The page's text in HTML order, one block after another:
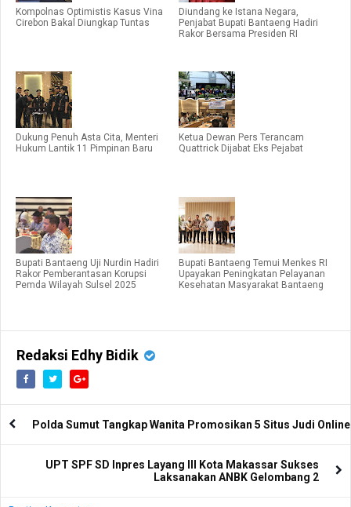
Kompolnas Optimistis Kasus Vina
Cirebon Bakal Diungkap Tuntas
Diundang ke Istana Negara,
Penjabat Bupati Bantaeng Hadiri
Rakor Bersama Presiden RI
Dukung Penuh Asta Cita, Menteri
Hukum Lantik 11 Pimpinan Baru
Ketua Dewan Pers Terancam
Quattrick Dijabat Eks Pejabat
Bupati Bantaeng Uji Nurdin Hadiri
Rakor Pemberantasan Korupsi
Pemda Wilayah Sulsel 2025
Bupati Bantaeng Temui Menkes RI
Upayakan Peningkatan Pelayanan
Kesehatan Masyarakat Bantaeng
Redaksi Edhy Bidik
Polda Sumut Tangkap Wanita Promosikan 5 Situs Judi Online
UPT SPF SD Inpres Layang III Kota Makassar Sukses
Laksanakan ANBK Gelombang 2